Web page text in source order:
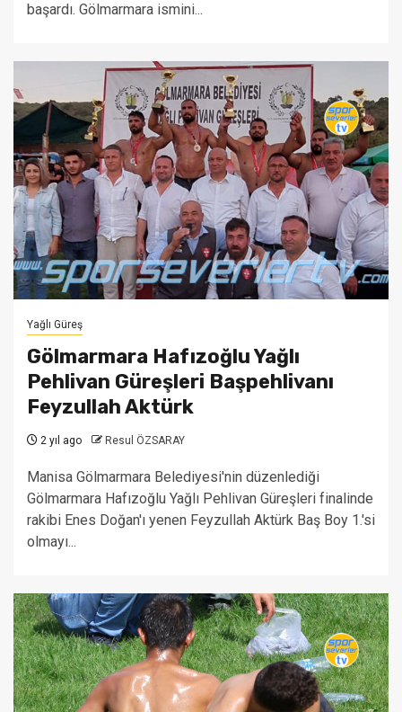
başardı. Gölmarmara ismini...
Yağlı Güreş
Gölmarmara Hafızoğlu Yağlı
Pehlivan Güreşleri Başpehlivanı
Feyzullah Aktürk
2 yıl ago Resul ÖZSARAY
Manisa Gölmarmara Belediyesi'nin düzenlediği
Gölmarmara Hafızoğlu Yağlı Pehlivan Güreşleri finalinde
rakibi Enes Doğan'ı yenen Feyzullah Aktürk Baş Boy 1.'si
olmayı...